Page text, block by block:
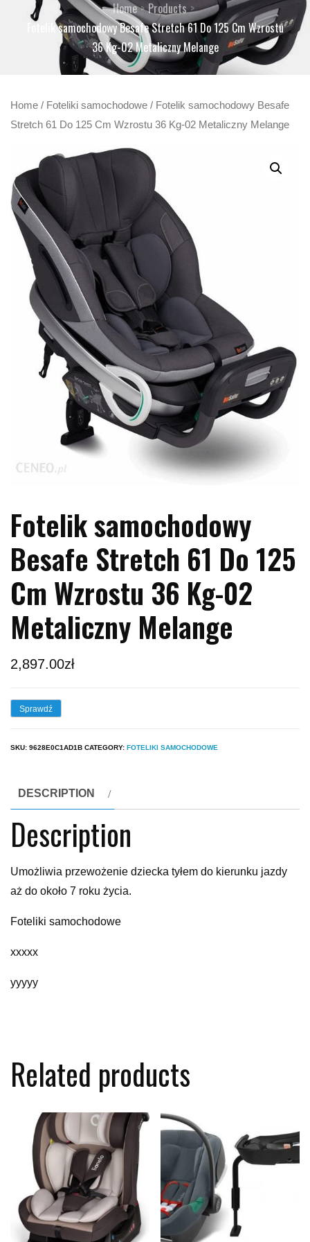
Home
Products
Fotelik samochodowy Besafe Stretch 61 Do 125 Cm Wzrostu
36 Kg-02 Metaliczny Melange
Home / Foteliki samochodowe / Fotelik samochodowy Besafe
Stretch 61 Do 125 Cm Wzrostu 36 Kg-02 Metaliczny Melange
Fotelik samochodowy
Besafe Stretch 61 Do 125
Cm Wzrostu 36 Kg-02
Metaliczny Melange
2,897.00zł
Sprawdź
SKU: 9628E0C1AD1B CATEGORY: FOTELIKI SAMOCHODOWE
DESCRIPTION
Description
Umożliwia przewożenie dziecka tyłem do kierunku jazdy
aż do około 7 roku życia.
Foteliki samochodowe
xxxxx
yyyyy
Related products